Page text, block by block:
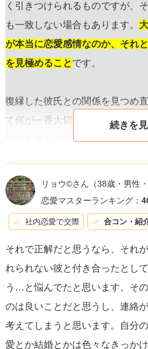
く引きつけられるものですが、
も一致しない場合もあります。
が本当に恋愛感情なのか、それ
を見極めることです。
復縁した彼氏との関係を見つめ
て何が一番大切かを考えてみま
関係を選んだということは、彼
した彼氏との関係を大切にして
です。
分も大きいでしょう。 人が人を
から、焦らず、自分の感情をじ
い。また、その感情を「人生の
とで、次第に先輩のことを思い
です。
リョウ©️さん （38歳・男性
恋愛マスターランキング：
社内恋愛で交際 合コン・紹
それで正解だと思うなら、それ
れられない彼と付き合ったとし
う…と悩んでたと思います。そ
のは良いことだと思うし、連絡
考えてしまうと思います。自分
愛とか結婚とかは色々なきっか